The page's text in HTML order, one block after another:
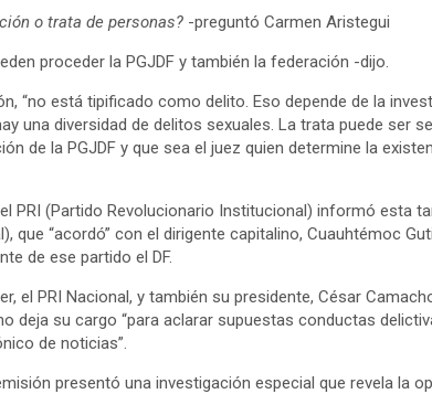
o trata de personas? -preguntó Carmen Aristegui
proceder la PGJDF y también la federación -dijo.
“no está tipificado como delito. Eso depende de la
una diversidad de delitos sexuales. La trata puede ser
de la PGJDF y que sea el juez quien determine la
PRI (Partido Revolucionario Institucional) informó esta
que “acordó” con el dirigente capitalino, Cuauhtémoc
de ese partido el DF.
el PRI Nacional, y también su presidente, César
deja su cargo “para aclarar supuestas conductas
de noticias”.
presentó una investigación especial que revela la